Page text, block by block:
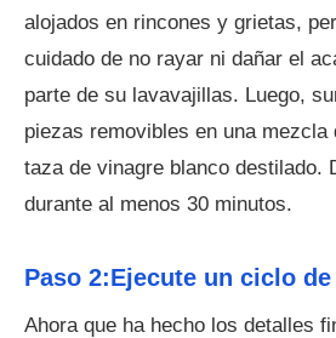
alojados en rincones y grietas,
cuidado de no rayar ni dañar el
parte de su lavavajillas. Luego,
piezas removibles en una mezcla
taza de vinagre blanco destilado.
durante al menos 30 minutos.
Paso 2:Ejecute un ciclo
Ahora que ha hecho los detalles